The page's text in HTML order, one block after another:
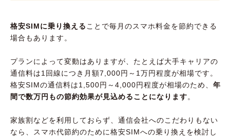
格安SIMに乗り換える ことで毎月のスマホ料金を節約できる
場合もあります。
プランによって変動はありますが、たとえば大手キャリアの
通信料は1回線につき月額7,000円～1万円程度が相場です。
格安SIMの通信料は1,500円～4,000円程度が相場のため、 年
間で数万円もの節約効果が見込めることになります。
家族割などを利用しておらず、通信会社へのこだわりもない
なら、スマホ代節約のために格安SIMへの乗り換えを検討し